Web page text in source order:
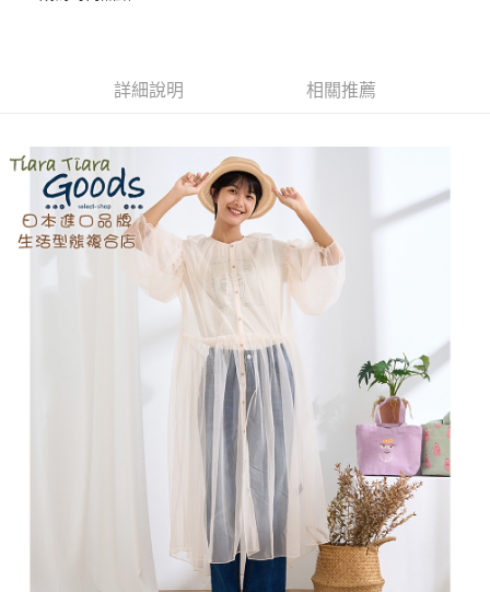
相關說明
【關於「AFTEE先享後付」】
AFTEE先享後付是「在收到商品之後才付款」的支付方式。 讓您購物簡單
便利好安心！
１．簡單：不需註冊會員、不需綁卡、不需儲值。
２．便利：只要手機號碼，簡訊認證，即可結帳。
３．安心：先確認商品／服務後，再付款。
【「AFTEE先享後付」結帳流程】
１．於結帳方式選擇「AFTEE先享後付」後，將跳轉至「AFTEE先享後付」
結帳頁面，進行簡訊認證並確認金額後，即可完成結帳。
２．訂單成立數日內，您將收到繳費通知簡訊。
３．收到繳費通知簡訊後14天內，點擊此簡訊中的連結，可透過四大超商／
ATM／網路銀行／等多元方式進行付款，方視為交易完成。
※ 請注意：結帳手續完成當下不需立刻繳費，但若您需要取消訂單，請聯絡
購買商品的店家。未經商家同意取消之訂單仍視為有效，需透過AFTEE先享
※ 交易是否成功請以「AFTEE先享後付 」之結帳頁面顯示為準，若有關於
是否繳費成功／繳費後需取消欲退款等相關疑問，請聯繫「AFTEE先享後付
https://netprotections.freshdesk.com/support/home
ATM付款
每筆NT$60，滿NT$1,800(含以上)免運費
每筆NT$60，滿NT$1,800(含以上)免運費
每筆NT$60，滿NT$2,000(含以上)免運費
每筆NT$60，滿NT$2,000(含以上)免運費
黑貓宅急便(包裹尺寸60cm以下)
詳細說明 相關推薦